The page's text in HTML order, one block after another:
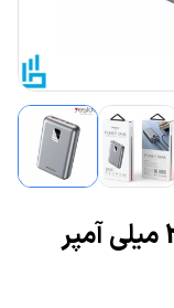
پاوربانک YP47 یسیدو 20000 میلی آمپر